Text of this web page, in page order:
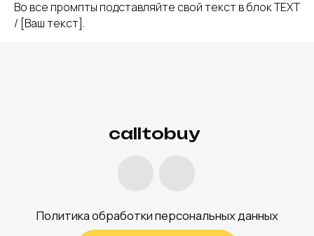
Во все промпты подставляйте свой текст в блок TEXT
/ [Ваш текст].